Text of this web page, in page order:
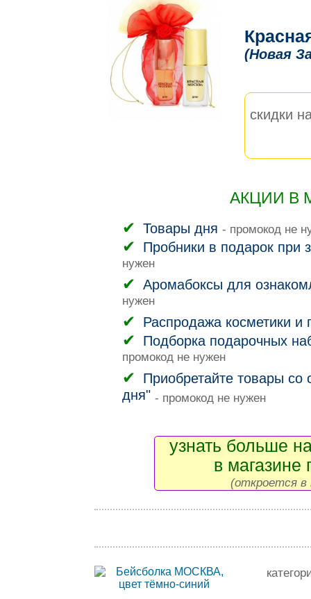
(Новая
скидки
АКЦИИ В
Товары дня - промокод не
Пробники в подарок при
нужен
Аромабоксы для
нужен
Распродажа косметики
Подборка подарочных
промокод не нужен
Приобретайте товары со
дня" - промокод не нужен
узнать больше
в магазине
(откроется в